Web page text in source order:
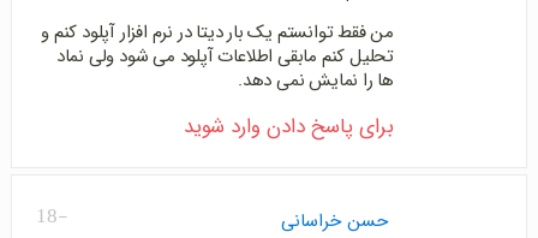
من فقط توانستم یک بار دیتا در نرم افزار آپلود کنم و
تحلیل کنم مابقی اطلاعات آپلود می شود ولی نماد
ها را نمایش نمی دهد.
برای پاسخ دادن وارد شوید
-18 حسن خراسانی